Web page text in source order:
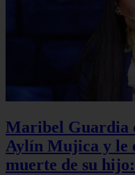
Maribel Guardia
Aylín Mujica y le
muerte de su